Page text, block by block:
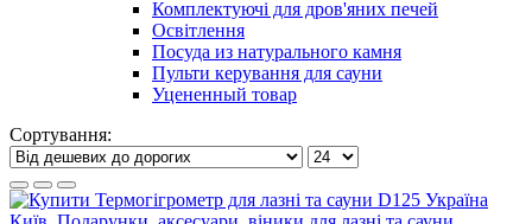
Комплектуючі для дров'яних печей
Освітлення
Посуда из натурального камня
Пульти керування для сауни
Уцененный товар
Сортування: